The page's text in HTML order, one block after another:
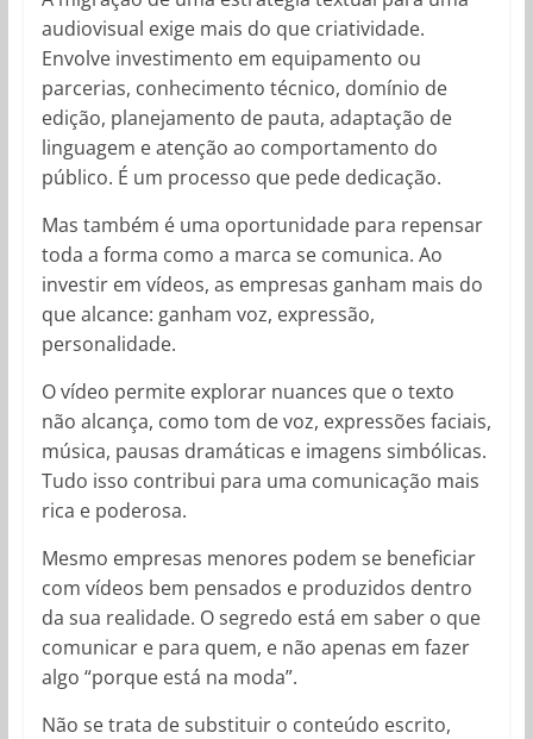
audiovisual exige mais do que criatividade.
Envolve investimento em equipamento ou
parcerias, conhecimento técnico, domínio de
edição, planejamento de pauta, adaptação de
linguagem e atenção ao comportamento do
público. É um processo que pede dedicação.
Mas também é uma oportunidade para repensar
toda a forma como a marca se comunica. Ao
investir em vídeos, as empresas ganham mais do
que alcance: ganham voz, expressão,
personalidade.
O vídeo permite explorar nuances que o texto
não alcança, como tom de voz, expressões faciais,
música, pausas dramáticas e imagens simbólicas.
Tudo isso contribui para uma comunicação mais
rica e poderosa.
Mesmo empresas menores podem se beneficiar
com vídeos bem pensados e produzidos dentro
da sua realidade. O segredo está em saber o que
comunicar e para quem, e não apenas em fazer
algo “porque está na moda”.
Não se trata de substituir o conteúdo escrito,